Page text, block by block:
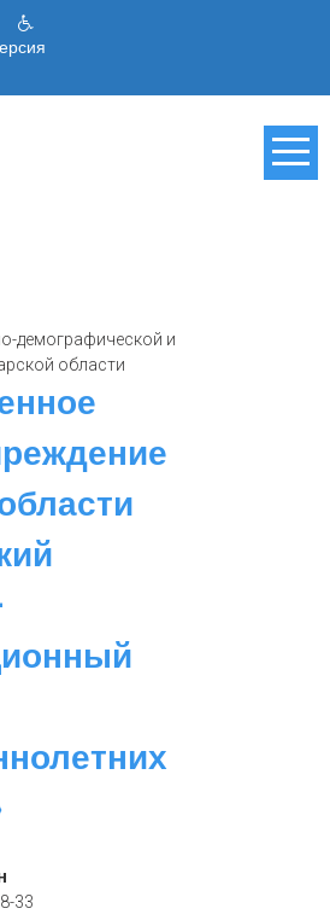
демографической и
области
33